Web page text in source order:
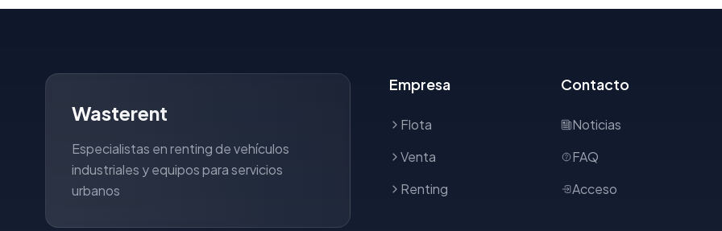
Wasterent
Especialistas en renting de vehículos
industriales y equipos para servicios
urbanos
Empresa
Flota
Venta
Renting
Contacto
Noticias
FAQ
Acceso